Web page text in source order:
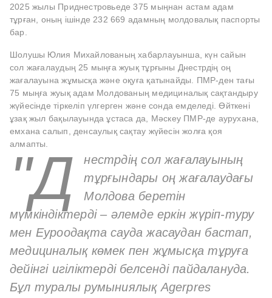
2025 жылы Приднестровьеде 375 мыңнан астам адам
тұрған, оның ішінде 232 669 адамның молдовалық паспорты
бар.
Шолушы Юлия Михайлованың хабарлауынша, күн сайын
сол жағалаудың 25 мыңға жуық тұрғыны Днестрдің оң
жағалауына жұмысқа және оқуға қатынайды. ПМР-ден тағы
75 мыңға жуық адам Молдованың медициналық сақтандыру
жүйесінде тіркеліп үлгерген және сонда емделеді. Өйткені
ұзақ жыл бақылауында ұстаса да, Мәскеу ПМР-де аурухана,
емхана салып, денсаулық сақтау жүйесін жолға қоя
алмапты.
"Д
нестрдің сол жағалауының
тұрғындары оң жағалаудағы
Молдова беретін
мүмкіндіктерді – әлемде еркін жүріп-туру
мен Еуроодақта сауда жасаудан бастап,
медициналық көмек пен жұмысқа тұруға
дейінгі игіліктерді белсенді пайдалануда.
Бұл туралы румыниялық Agerpres